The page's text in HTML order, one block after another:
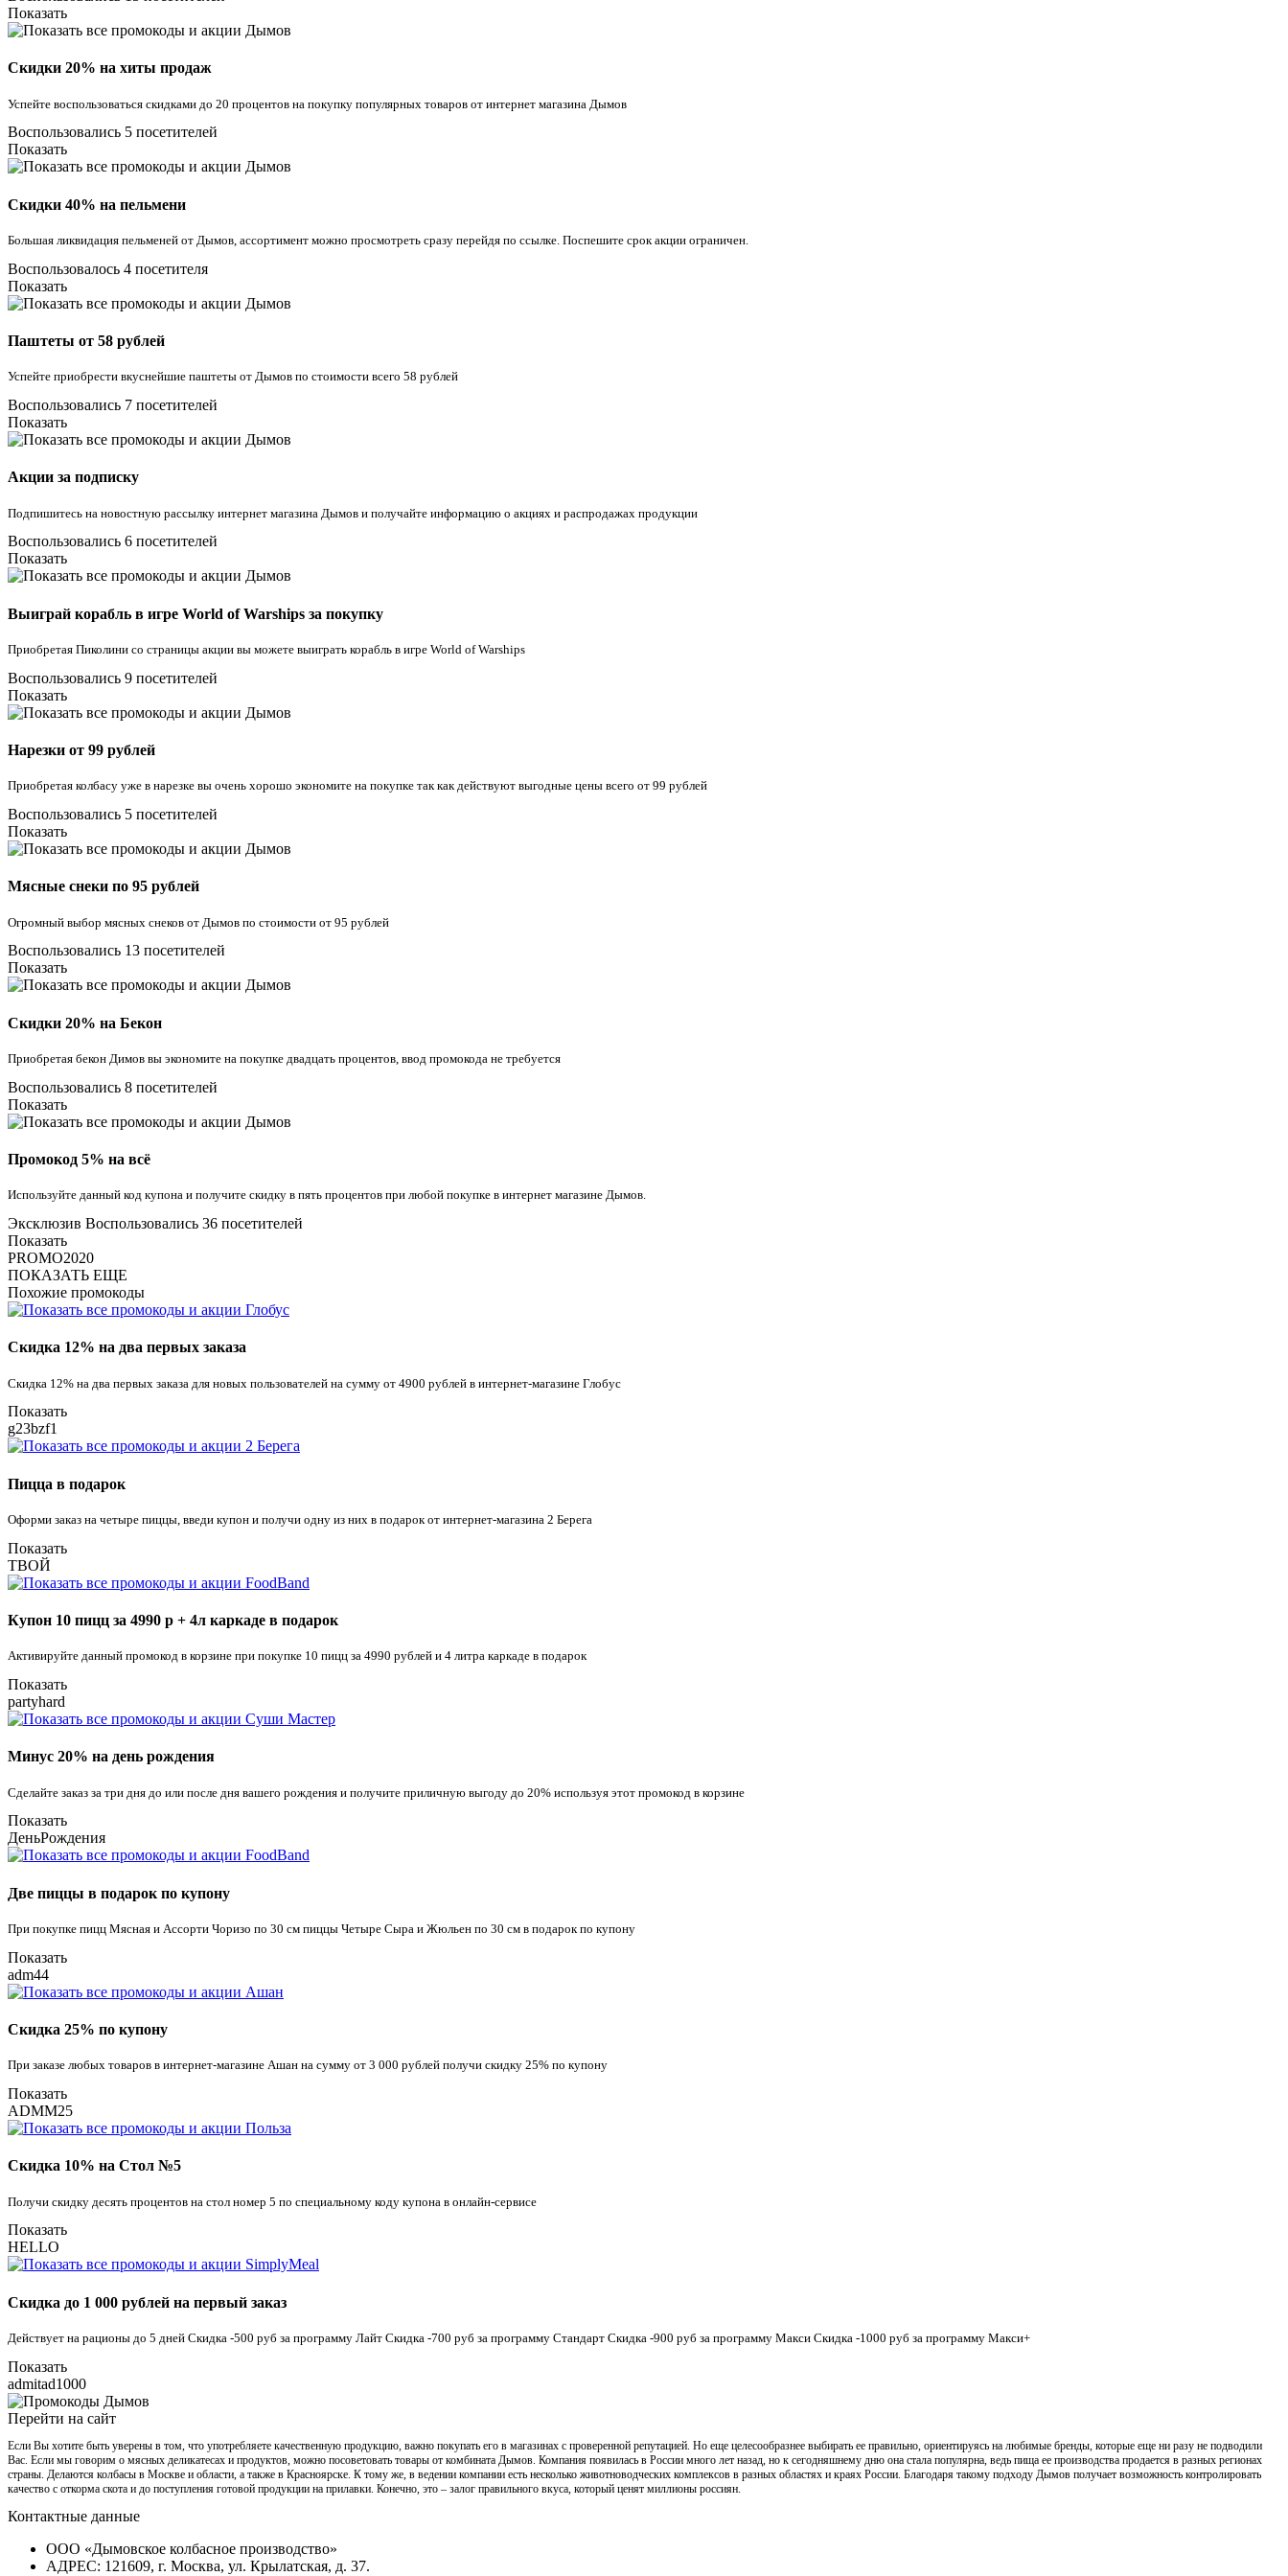
Показать
Скидки 20% на хиты продаж
Успейте воспользоваться скидками до 20 процентов на покупку популярных товаров от интернет магазина Дымов
Воспользовались 5 посетителей
Показать
Скидки 40% на пельмени
Большая ликвидация пельменей от Дымов, ассортимент можно просмотреть сразу перейдя по ссылке. Поспешите срок акции ограничен.
Воспользовалось 4 посетителя
Показать
Паштеты от 58 рублей
Успейте приобрести вкуснейшие паштеты от Дымов по стоимости всего 58 рублей
Воспользовались 7 посетителей
Показать
Акции за подписку
Подпишитесь на новостную рассылку интернет магазина Дымов и получайте информацию о акциях и распродажах продукции
Воспользовались 6 посетителей
Показать
Выиграй корабль в игре World of Warships за покупку
Приобретая Пиколини со страницы акции вы можете выиграть корабль в игре World of Warships
Воспользовались 9 посетителей
Показать
Нарезки от 99 рублей
Приобретая колбасу уже в нарезке вы очень хорошо экономите на покупке так как действуют выгодные цены всего от 99 рублей
Воспользовались 5 посетителей
Показать
Мясные снеки по 95 рублей
Огромный выбор мясных снеков от Дымов по стоимости от 95 рублей
Воспользовались 13 посетителей
Показать
Скидки 20% на Бекон
Приобретая бекон Димов вы экономите на покупке двадцать процентов, ввод промокода не требуется
Воспользовались 8 посетителей
Показать
Промокод 5% на всё
Используйте данный код купона и получите скидку в пять процентов при любой покупке в интернет магазине Дымов.
Эксклюзив Воспользовались 36 посетителей
Показать
PROMO2020
ПОКАЗАТЬ ЕЩЕ
Похожие промокоды
Скидка 12% на два первых заказа
Скидка 12% на два первых заказа для новых пользователей на сумму от 4900 рублей в интернет-магазине Глобус
Показать
g23bzf1
Пицца в подарок
Оформи заказ на четыре пиццы, введи купон и получи одну из них в подарок от интернет-магазина 2 Берега
Показать
ТВОЙ
Купон 10 пицц за 4990 р + 4л каркаде в подарок
Активируйте данный промокод в корзине при покупке 10 пицц за 4990 рублей и 4 литра каркаде в подарок
Показать
partyhard
Минус 20% на день рождения
Сделайте заказ за три дня до или после дня вашего рождения и получите приличную выгоду до 20% используя этот промокод в корзине
Показать
ДеньРождения
Две пиццы в подарок по купону
При покупке пицц Мясная и Ассорти Чоризо по 30 см пиццы Четыре Сыра и Жюльен по 30 см в подарок по купону
Показать
adm44
Скидка 25% по купону
При заказе любых товаров в интернет-магазине Ашан на сумму от 3 000 рублей получи скидку 25% по купону
Показать
ADMM25
Скидка 10% на Стол №5
Получи скидку десять процентов на стол номер 5 по специальному коду купона в онлайн-сервисе
Показать
HELLO
Скидка до 1 000 рублей на первый заказ
Действует на рационы до 5 дней Скидка -500 руб за программу Лайт Скидка -700 руб за программу Стандарт Скидка -900 руб за программу Макси Скидка -1000 руб за программу Макси+
Показать
admitad1000
Перейти на сайт
Если Вы хотите быть уверены в том, что употребляете качественную продукцию, важно покупать его в магазинах с проверенной репутацией. Но еще целесообразнее выбирать ее правильно, ориентируясь на любимые бренды, которые еще ни разу не подводили
Вас. Если мы говорим о мясных деликатесах и продуктов, можно посоветовать товары от комбината Дымов. Компания появилась в России много лет назад, но к сегодняшнему дню она стала популярна, ведь пища ее производства продается в разных регионах
страны. Делаются колбасы в Москве и области, а также в Красноярске. К тому же, в ведении компании есть несколько животноводческих комплексов в разных областях и краях России. Благодаря такому подходу Дымов получает возможность контролировать
качество с откорма скота и до поступления готовой продукции на прилавки. Конечно, это – залог правильного вкуса, который ценят миллионы россиян.
Контактные данные
ООО «Дымовское колбасное производство»
АДРЕС: 121609, г. Москва, ул. Крылатская, д. 37.